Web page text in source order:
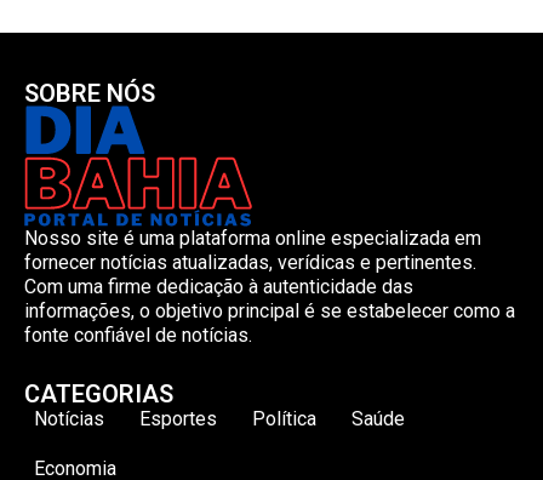
SOBRE NÓS
Nosso site é uma plataforma online especializada em
fornecer notícias atualizadas, verídicas e pertinentes.
Com uma firme dedicação à autenticidade das
informações, o objetivo principal é se estabelecer como a
fonte confiável de notícias.
CATEGORIAS
Notícias Esportes Política Saúde
Economia